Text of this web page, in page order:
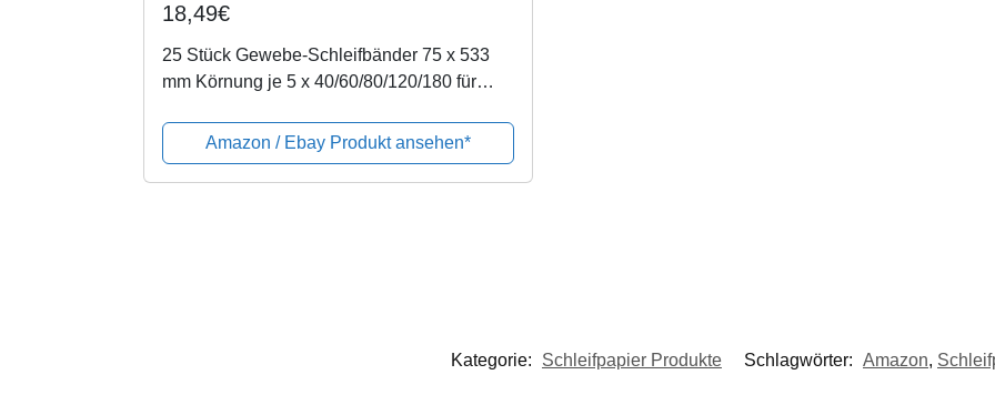
18,49€
25 Stück Gewebe-Schleifbänder 75 x 533
mm Körnung je 5 x 40/60/80/120/180 für
Amazon / Ebay Produkt ansehen*
Kategorie: Schleifpapier Produkte Schlagwörter: Amazon,